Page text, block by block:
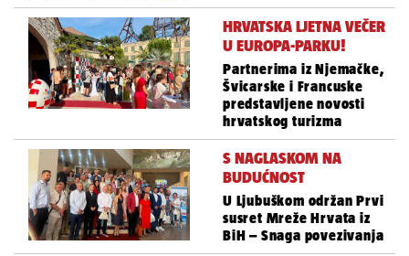
HRVATSKA LJETNA VEČER
U EUROPA-PARKU!
Partnerima iz Njemačke,
Švicarske i Francuske
predstavljene novosti
hrvatskog turizma
S NAGLASKOM NA
BUDUĆNOST
U Ljubuškom održan Prvi
susret Mreže Hrvata iz
BiH – Snaga povezivanja